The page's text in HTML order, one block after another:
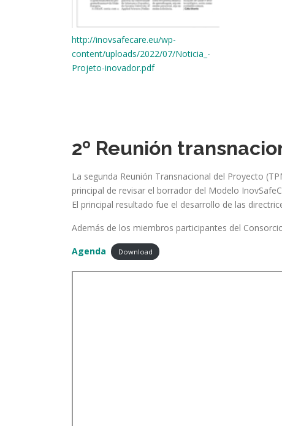
http://inovsafecare.eu/wp-
content/uploads/2022/07/Noticia_-
Projeto-inovador.pdf
2º Reunión
La segunda Reunión Transnacional del Proyecto
principal de revisar el borrador del Modelo
El principal resultado fue el desarrollo de las
Además de los miembros participantes del
Agenda
Download